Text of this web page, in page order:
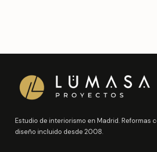
Estudio de interiorismo en Madrid. Reformas
diseño incluido desde 2008.